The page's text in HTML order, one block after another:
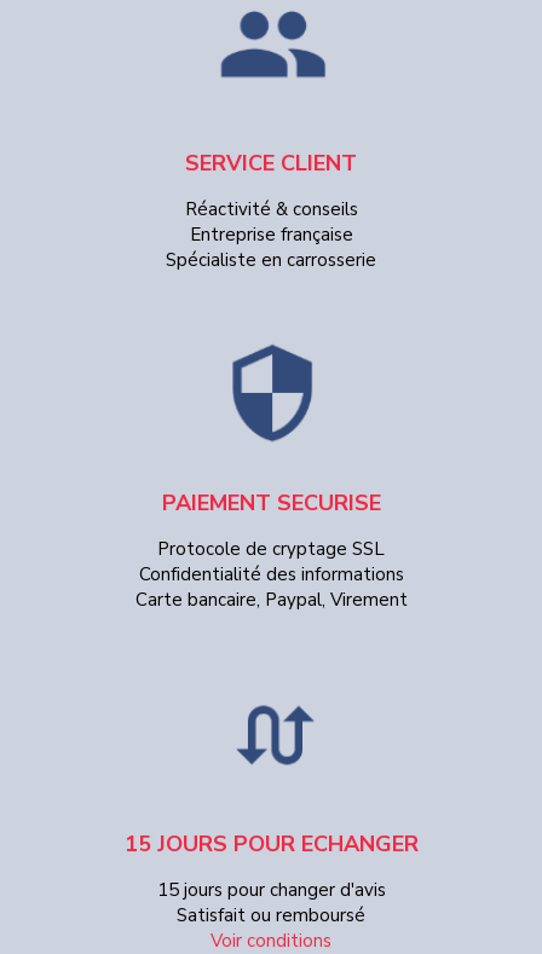
SERVICE CLIENT
Réactivité & conseils
Entreprise française
Spécialiste en carrosserie
PAIEMENT SECURISE
Protocole de cryptage SSL
Confidentialité des informations
Carte bancaire, Paypal, Virement
15 JOURS POUR ECHANGER
15 jours pour changer d'avis
Satisfait ou remboursé
Voir conditions